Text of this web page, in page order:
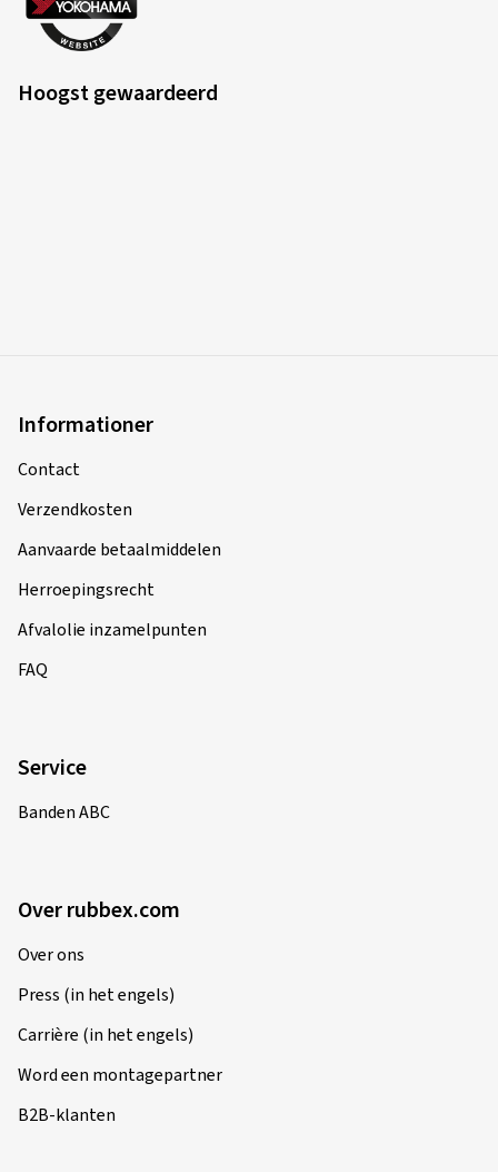
Hoogst gewaardeerd
Informationer
Contact
Verzendkosten
Aanvaarde betaalmiddelen
Herroepingsrecht
Afvalolie inzamelpunten
FAQ
Service
Banden ABC
Over rubbex.com
Over ons
Press (in het engels)
Carrière (in het engels)
Word een montagepartner
B2B-klanten